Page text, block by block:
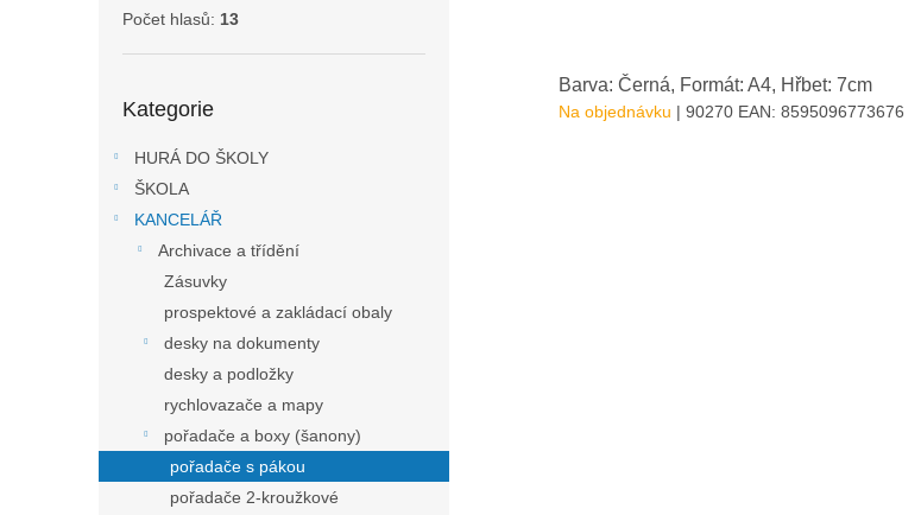
Počet hlasů: 13
kategorie
Kategorie
HURÁ DO ŠKOLY
ŠKOLA
KANCELÁŘ
Archivace a třídění
Zásuvky
prospektové a zakládací obaly
desky na dokumenty
desky a podložky
rychlovazače a mapy
pořadače a boxy (šanony)
pořadače s pákou
pořadače 2-kroužkové
Barva: Černá, Formát: A4, Hřbet: 7cm
Na objednávku | 90270 EAN: 8595096773676